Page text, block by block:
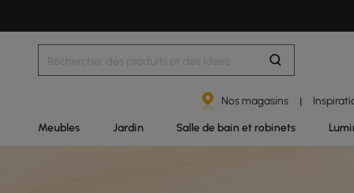
Nos magasins |
Meubles Jardin Salle de bain et robinets